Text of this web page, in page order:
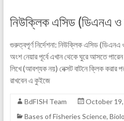
নিউক্লিক এসিড (ডিএনএ
গুরুত্বপূর্ণ নির্দেশনা: নিউক্লিক এসিড
অংশ নেয়ার পূর্বে এখান থেকে ঘুরে আসতে
লিখে (আবশ্যক নয়) নেক্সট বাটনে ক্লিক করার
রাখবেন এ কুইজে
BdFISH Team
October
Bases of Fisheries Science,